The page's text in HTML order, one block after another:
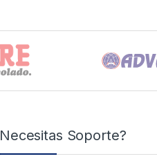
Necesitas Soporte?